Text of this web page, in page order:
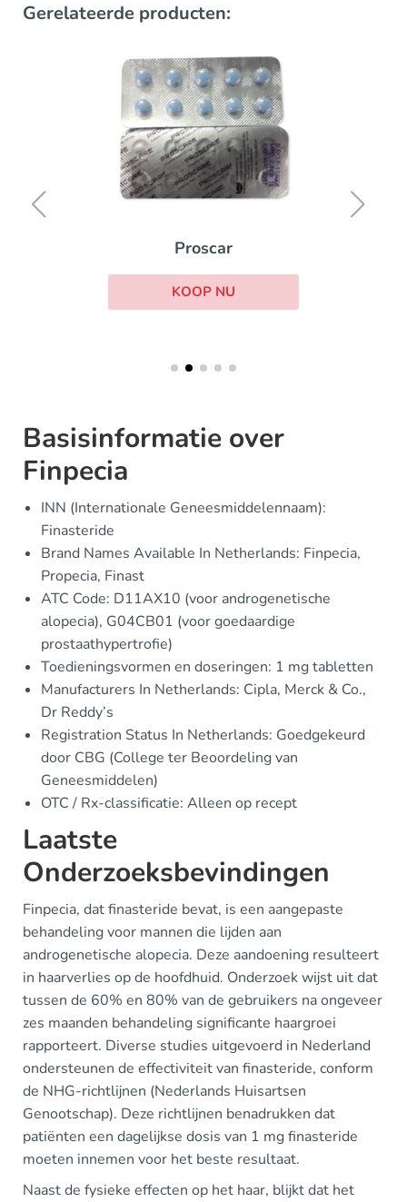
Gerelateerde producten:
Proscar
KOOP NU
Basisinformatie over
Finpecia
INN (Internationale Geneesmiddelennaam):
Finasteride
Brand Names Available In Netherlands: Finpecia,
Propecia, Finast
ATC Code: D11AX10 (voor androgenetische
alopecia), G04CB01 (voor goedaardige
prostaathypertrofie)
Toedieningsvormen en doseringen: 1 mg tabletten
Manufacturers In Netherlands: Cipla, Merck & Co.,
Dr Reddy’s
Registration Status In Netherlands: Goedgekeurd
door CBG (College ter Beoordeling van
Geneesmiddelen)
OTC / Rx-classificatie: Alleen op recept
Laatste
Onderzoeksbevindingen
Finpecia, dat finasteride bevat, is een aangepaste
behandeling voor mannen die lijden aan
androgenetische alopecia. Deze aandoening resulteert
in haarverlies op de hoofdhuid. Onderzoek wijst uit dat
tussen de 60% en 80% van de gebruikers na ongeveer
zes maanden behandeling significante haargroei
rapporteert. Diverse studies uitgevoerd in Nederland
ondersteunen de effectiviteit van finasteride, conform
de NHG-richtlijnen (Nederlands Huisartsen
Genootschap). Deze richtlijnen benadrukken dat
patiënten een dagelijkse dosis van 1 mg finasteride
moeten innemen voor het beste resultaat.
Naast de fysieke effecten op het haar, blijkt dat het